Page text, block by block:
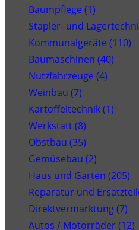
Baumpflege (1)
Stapler- und
Kommunalgeräte (110)
Baumaschinen (40)
Nutzfahrzeuge (4)
Weinbau (7)
Kartoffeltechnik (1)
Werkstatt (8)
Obstbau (35)
Gemüsebau (2)
Haus und Garten (205)
Reparatur und
Direktvermarktung (7)
Autos / Motorräder (12)